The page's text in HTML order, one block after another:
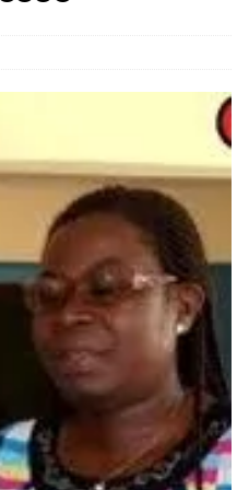
Aliko Dangote
A LA UNE
financière
et de l’AC Milan, est mort à 66
trophée de la Coupe du monde
A LA UNE
à «l’unanimité» d’un boycott
International exige une enquête
Eléphants de Côte d’Ivoire A LA UNE